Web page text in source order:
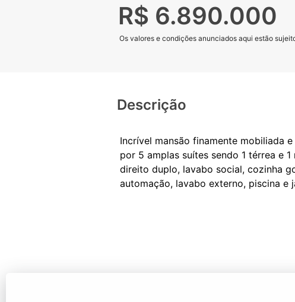
R$ 6.890.000
Os valores e condições anunciados aqui estão
Descrição
Incrível mansão finamente mobiliada
por 5 amplas suítes sendo 1 térrea e
direito duplo, lavabo social, cozinha